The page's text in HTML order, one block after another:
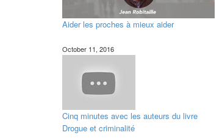
Aider les proches à mieux aider
October 11, 2016
Cinq minutes avec les auteurs du livre
Drogue et criminalité